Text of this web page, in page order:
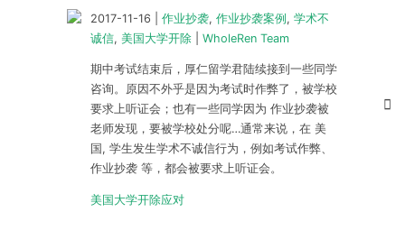
2017-11-16 作业抄袭, 作业抄袭案例, 学术不
诚信, 美国大学开除 WholeRen Team
期中考试结束后，厚仁留学君陆续接到一些同学
咨询。原因不外乎是因为考试时作弊了，被学校
要求上听证会；也有一些同学因为 作业抄袭被
老师发现，要被学校处分呢…通常来说，在 美
国, 学生发生学术不诚信行为，例如考试作弊、
作业抄袭 等，都会被要求上听证会。
美国大学开除应对